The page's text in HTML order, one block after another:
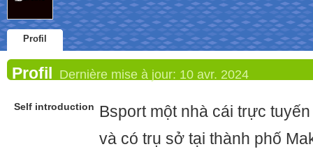
Profil
Profil Dernière mise à jour: 10 avr. 2024
Self introduction
Bsport một nhà cái trực
và có trụ sở tại thành phố